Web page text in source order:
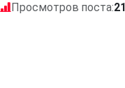
Просмотров поста: